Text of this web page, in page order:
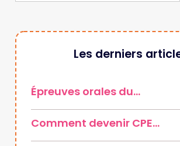
Les derniers
Épreuves orales du…
Comment devenir CPE…